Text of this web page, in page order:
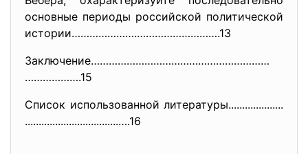
основные периоды российской политической
истории………………….……………………….13
Заключение……………………………………………………
……………….15
Список использованной литературы....................
..................................….16